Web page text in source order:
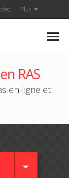
Plus
RAS
en ligne et